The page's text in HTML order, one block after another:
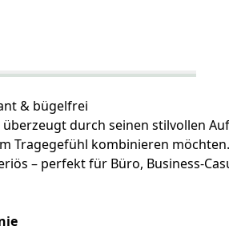
& bügelfrei
durch seinen stilvollen
Tragegefühl kombinieren möchten.
– perfekt für Büro, Business-